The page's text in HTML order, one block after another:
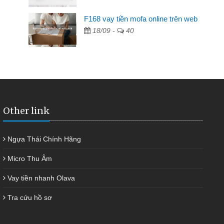
hàng không ai cho vay. Trong khi
quyết việc riêng, trong 1-2 ngày tôi trả
đã giúp tôi kịp thời và nhanh chóng
F168 vay tiền mofa online trên web
18/09 - 40
Other link
Ngựa Thái Chính Hãng
Micro Thu Âm
Vay tiền nhanh Olava
Tra cứu hồ sơ